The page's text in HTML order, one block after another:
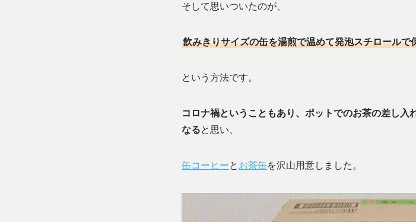
そして思いついたのが、
飲みきりサイズの缶を湯煎で温めて発泡スチロールで
という方法です。
コロナ禍ということもあり、ポットでのお茶の差し
なると思い、
缶コーヒーと お茶缶を沢山用意しました。